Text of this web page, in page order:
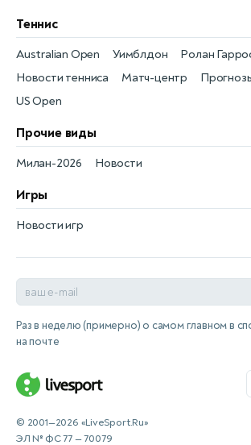
Теннис
Новости тенниса
Australian Open
Матч-центр
Уимблдон
Ролан
US Open
Прочие виды
Новости
Милан-2026
Игры
Новости игр
Раз в неделю (примерно) о самом главном в
на почте
© 2001—2026 «LiveSport.Ru»
ЭЛ № ФС 77 — 70079